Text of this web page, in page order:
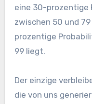
eine 30-prozentige
zwischen 50 und
prozentige
99 liegt.
Der einzige
die von uns